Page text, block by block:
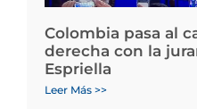
Colombia pasa al
derecha con la
Espriella
Leer Más >>